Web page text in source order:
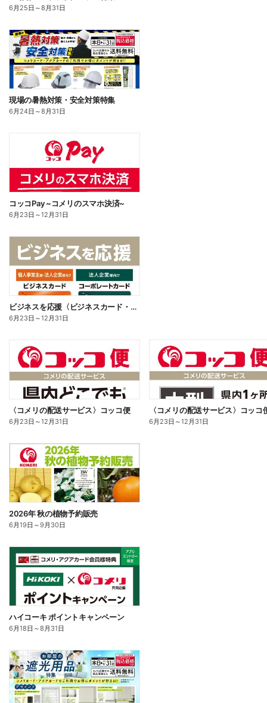
6月25日 ～8月31日
現場の暑熱対策・安全対策特集
6月24日 ～8月31日
コッコPay ~コメリのスマホ決済~
6月23日 ～12月31日
ビジネスを応援〈ビジネスカード・コーポレートカード〉
6月23日 ～12月31日
〈コメリの配送サービス〉コッコ便
6月23日 ～12月31日
〈コメリの配送サービス〉コッコ
6月23日 ～12月31日
2026年 秋の植物予約販売
6月19日 ～9月30日
ハイコーキ ポイントキャンペーン
6月18日 ～8月31日